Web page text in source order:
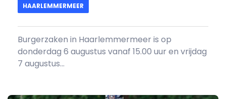
HAARLEMMERMEER
Burgerzaken in Haarlemmermeer is op
donderdag 6 augustus vanaf 15.00 uur en vrijdag
7 augustus...